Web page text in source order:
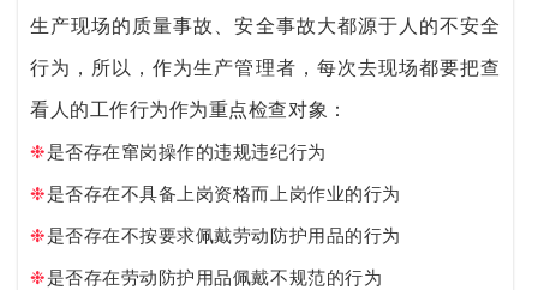
生产现场的质量事故、安全事故大都源于人的不安全
行为，所以，作为生产管理者，每次去现场都要把查
看人的工作行为作为重点检查对象：
❉是否存在窜岗操作的违规违纪行为
❉是否存在不具备上岗资格而上岗作业的行为
❉是否存在不按要求佩戴劳动防护用品的行为
❉是否存在劳动防护用品佩戴不规范的行为